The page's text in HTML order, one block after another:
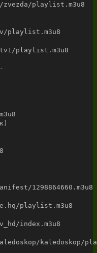
playlist.m3u8
playlist.m3u8
playlist.m3u8
1298864660.m3u8
playlist.m3u8
index.m3u8
kaledoskop/